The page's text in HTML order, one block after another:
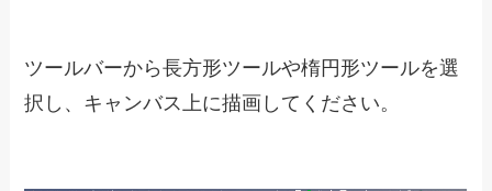
ツールバーから長方形ツールや楕円形ツールを選
択し、キャンバス上に描画してください。